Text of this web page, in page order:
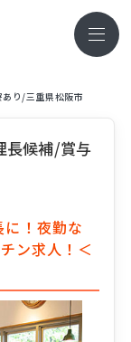
り/三重県松阪市
長候補/賞与
！夜勤な
ン求人！＜